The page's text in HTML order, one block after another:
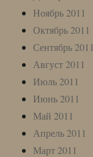
Ноябрь 2011
Октябрь 2011
Сентябрь 2011
Август 2011
Июль 2011
Июнь 2011
Май 2011
Апрель 2011
Март 2011